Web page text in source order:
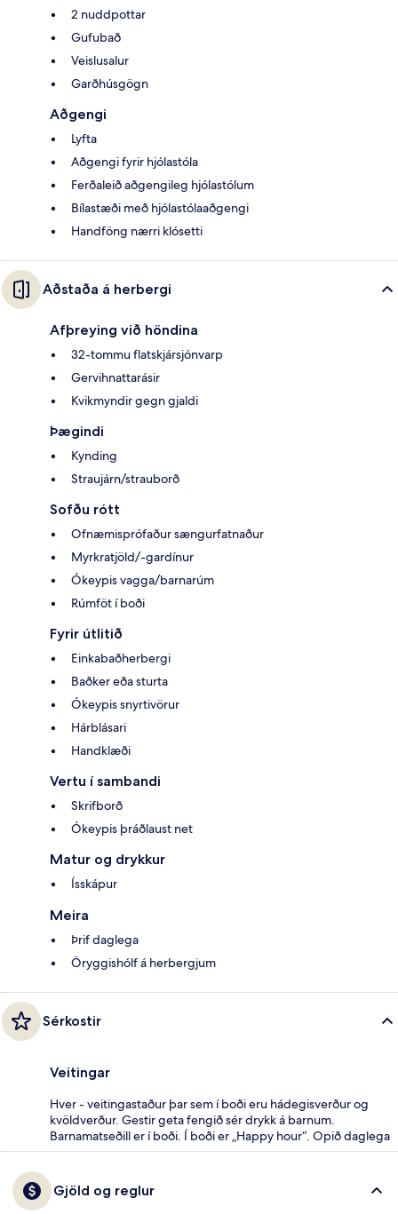
2 nuddpottar
Gufubað
Veislusalur
Garðhúsgögn
Aðgengi
Lyfta
Aðgengi fyrir hjólastóla
Ferðaleið aðgengileg hjólastólum
Bílastæði með hjólastólaaðgengi
Handföng nærri klósetti
Aðstaða á herbergi
Afþreying við höndina
32-tommu flatskjársjónvarp
Gervihnattarásir
Kvikmyndir gegn gjaldi
Þægindi
Kynding
Straujárn/strauborð
Sofðu rótt
Ofnæmisprófaður sængurfatnaður
Myrkratjöld/-gardínur
Ókeypis vagga/barnarúm
Rúmföt í boði
Fyrir útlitið
Einkabaðherbergi
Baðker eða sturta
Ókeypis snyrtivörur
Hárblásari
Handklæði
Vertu í sambandi
Skrifborð
Ókeypis þráðlaust net
Matur og drykkur
Ísskápur
Meira
Þrif daglega
Öryggishólf á herbergjum
Sérkostir
Veitingar
Hver - veitingastaður þar sem í boði eru hádegisverður og
kvöldverður. Gestir geta fengið sér drykk á barnum.
Barnamatseðill er í boði. Í boði er „Happy hour“. Opið daglega
Gjöld og reglur